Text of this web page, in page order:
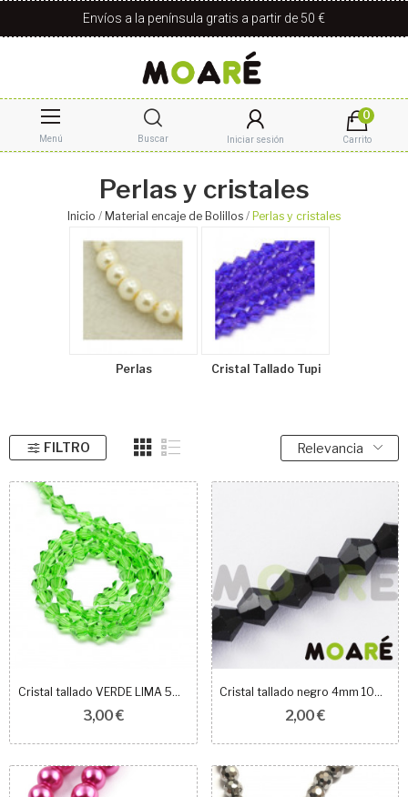
Envíos a la península gratis a partir de 50 €
Menú Buscar Iniciar sesión
0
Carrito
Perlas y cristales
Inicio Material encaje de Bolillos Perlas y cristales
Perlas Cristal Tallado Tupi
FILTRO Relevancia
Cristal tallado VERDE LIMA 5mm 60 unidades
3,00 €
Cristal tallado negro 4mm 100 unidades
2,00 €